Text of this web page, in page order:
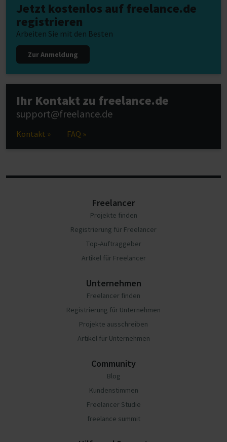
Jetzt kostenlos auf freelance.de
registrieren
Arbeiten Sie mit den Besten
Zur Anmeldung
Ihr Kontakt zu freelance.de
support@freelance.de
Kontakt » FAQ »
Freelancer
Projekte finden
Registrierung für Freelancer
Top-Auftraggeber
Artikel für Freelancer
Unternehmen
Freelancer finden
Registrierung für Unternehmen
Projekte ausschreiben
Artikel für Unternehmen
Community
Blog
Kundenstimmen
Freelancer Studie
freelance summit